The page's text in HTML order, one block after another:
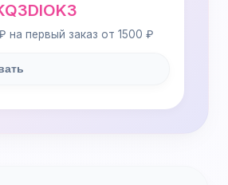
на первый заказ от 1500 ₽